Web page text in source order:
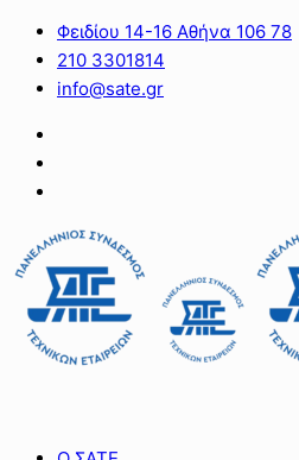
Φειδίου 14-16 Αθήνα 106 78
210 3301814
info@sate.gr